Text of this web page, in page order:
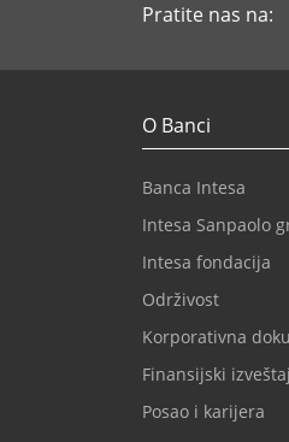
Pratite nas na:
O Banci
Banca Intesa
Intesa Sanpaolo
Intesa fondacija
Održivost
Korporativna
Finansijski
Posao i karijera